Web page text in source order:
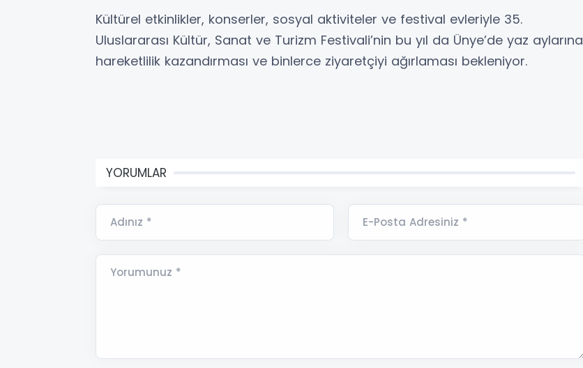
Kültürel etkinlikler, konserler, sosyal aktiviteler ve festival evleriyle 35.
Uluslararası Kültür, Sanat ve Turizm Festivali’nin bu yıl da Ünye’de yaz aylarına
hareketlilik kazandırması ve binlerce ziyaretçiyi ağırlaması bekleniyor.
YORUMLAR
Adınız * E-Posta Adresiniz *
Yorumunuz *